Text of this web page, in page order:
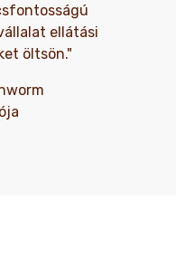
ellátási
öltsön."